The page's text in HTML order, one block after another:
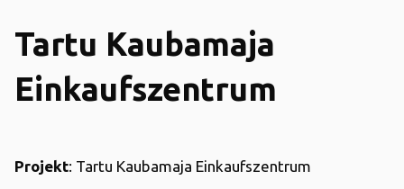
Tartu Kaubamaja
Einkaufszentrum
Projekt: Tartu Kaubamaja Einkaufszentrum